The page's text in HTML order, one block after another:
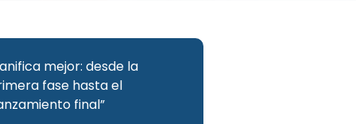
mejor: desde la
fase hasta el
final”